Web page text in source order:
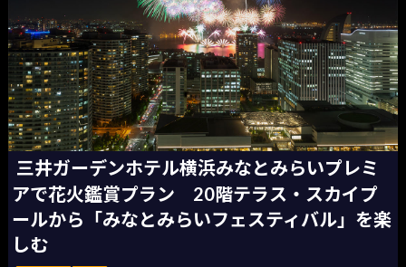
三井ガーデンホテル横浜みなとみらいプレミ
アで花火鑑賞プラン 20階テラス・スカイプ
ールから「みなとみらいフェスティバル」を楽
しむ